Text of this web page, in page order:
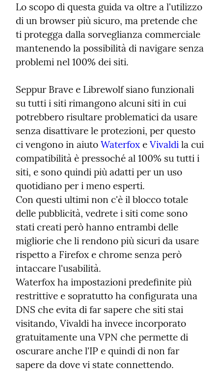
Lo scopo di questa guida va oltre a l'utilizzo
di un browser più sicuro, ma pretende che
ti protegga dalla sorveglianza commerciale
mantenendo la possibilità di navigare senza
problemi nel 100% dei siti.
Seppur Brave e Librewolf siano funzionali
su tutti i siti rimangono alcuni siti in cui
potrebbero risultare problematici da usare
senza disattivare le protezioni, per questo
ci vengono in aiuto Waterfox e Vivaldi la cui
compatibilità è pressoché al 100% su tutti i
siti, e sono quindi più adatti per un uso
quotidiano per i meno esperti.
Con questi ultimi non c'è il blocco totale
delle pubblicità, vedrete i siti come sono
stati creati però hanno entrambi delle
migliorie che li rendono più sicuri da usare
rispetto a Firefox e chrome senza però
intaccare l'usabilità.
Waterfox ha impostazioni predefinite più
restrittive e sopratutto ha configurata una
DNS che evita di far sapere che siti stai
visitando, Vivaldi ha invece incorporato
gratuitamente una VPN che permette di
oscurare anche l'IP e quindi di non far
sapere da dove vi state connettendo.